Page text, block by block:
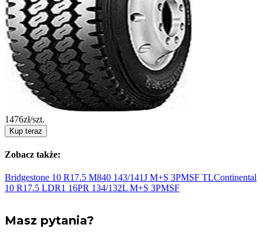
1476zł/szt.
Kup teraz
Zobacz także:
Bridgestone 10 R17.5 M840 143/141J M+S 3PMSF TLContinental
10 R17.5 LDR1 16PR 134/132L M+S 3PMSF
Masz pytania?